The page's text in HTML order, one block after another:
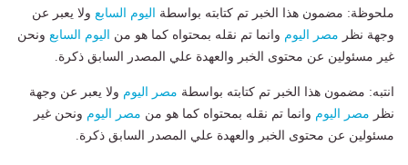
ملحوظة: مضمون هذا الخبر تم كتابته بواسطة اليوم السابع ولا يعبر عن
وجهة نظر مصر اليوم وانما تم نقله بمحتواه كما هو من اليوم السابع ونحن
غير مسئولين عن محتوى الخبر والعهدة علي المصدر السابق ذكرة.
انتبه: مضمون هذا الخبر تم كتابته بواسطة مصر اليوم ولا يعبر عن وجهة
نظر مصر اليوم وانما تم نقله بمحتواه كما هو من مصر اليوم ونحن غير
مسئولين عن محتوى الخبر والعهدة علي المصدر السابق ذكرة.